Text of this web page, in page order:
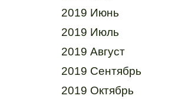
2019 Июнь
2019 Июль
2019 Август
2019 Сентябрь
2019 Октябрь